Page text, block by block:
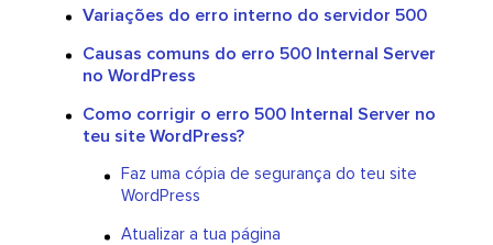
Variações do erro interno do servidor 500
Causas comuns do erro 500 Internal Server
no WordPress
Como corrigir o erro 500 Internal Server no
teu site WordPress?
Faz uma cópia de segurança do teu site
WordPress
Atualizar a tua página